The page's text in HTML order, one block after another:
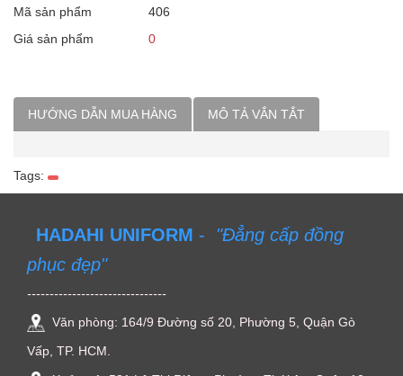
Mã sản phẩm
406
Giá sản phẩm
0
HƯỚNG DẪN MUA HÀNG MÔ TẢ VẮN TẮT
Tags:
HADAHI UNIFORM - "Đẳng cấp đồng
phục đẹp"
-------------------------------
Văn phòng: 164/9 Đường số 20, Phường 5, Quận Gò
Vấp, TP. HCM.